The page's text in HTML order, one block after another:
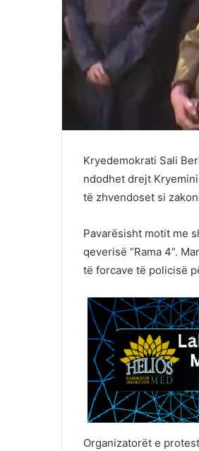
Kryedemokrati Sali
ndodhet drejt
të zhvendoset si
Pavarësisht motit me
qeverisë ”Rama 4”.
të forcave të policisë
Organizatorët e